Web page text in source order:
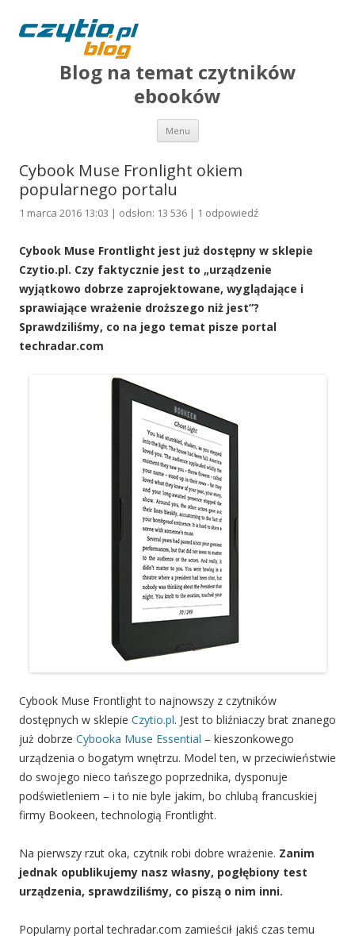
Blog na temat czytników
ebooków
Menu Przejdź do treści
Cybook Muse Fronlight okiem
popularnego portalu
1 marca 2016 13:03 | odsłon: 13 536 | 1 odpowiedź
Cybook Muse Frontlight jest już dostępny w sklepie
Czytio.pl. Czy faktycznie jest to „urządzenie
wyjątkowo dobrze zaprojektowane, wyglądające i
sprawiające wrażenie droższego niż jest”?
Sprawdziliśmy, co na jego temat pisze portal
techradar.com
Cybook Muse Frontlight to najnowszy z czytników
dostępnych w sklepie Czytio.pl. Jest to bliźniaczy brat znanego
już dobrze Cybooka Muse Essential – kieszonkowego
urządzenia o bogatym wnętrzu. Model ten, w przeciwieństwie
do swojego nieco tańszego poprzednika, dysponuje
podświetleniem – i to nie byle jakim, bo chlubą francuskiej
firmy Bookeen, technologią Frontlight.
Na pierwszy rzut oka, czytnik robi dobre wrażenie. Zanim
jednak opublikujemy nasz własny, pogłębiony test
urządzenia, sprawdziliśmy, co piszą o nim inni.
Popularny portal techradar.com zamieścił jakiś czas temu